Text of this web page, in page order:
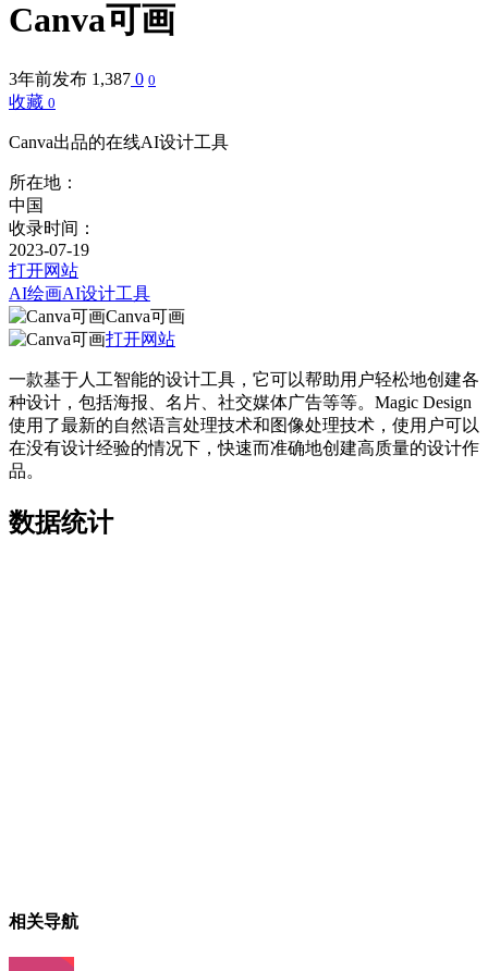
Canva可画
3年前发布 1,387 0 0
收藏 0
Canva出品的在线AI设计工具
所在地：
中国
收录时间：
2023-07-19
打开网站
AI绘画AI设计工具
Canva可画
打开网站
一款基于人工智能的设计工具，它可以帮助用户轻松地创建各
种设计，包括海报、名片、社交媒体广告等等。Magic Design
使用了最新的自然语言处理技术和图像处理技术，使用户可以
在没有设计经验的情况下，快速而准确地创建高质量的设计作
品。
数据统计
相关导航